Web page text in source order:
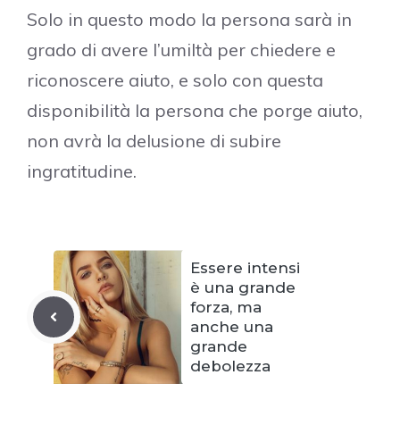
Solo in questo modo la persona sarà in
grado di avere l’umiltà per chiedere e
riconoscere aiuto, e solo con questa
disponibilità la persona che porge aiuto,
non avrà la delusione di subire
ingratitudine.
Essere intensi
è una grande
forza, ma
anche una
grande
debolezza